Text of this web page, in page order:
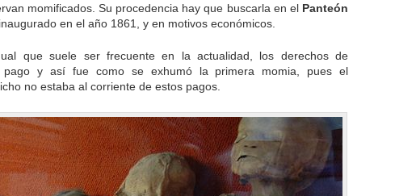
momificados. Su procedencia hay que buscarla en el Panteón
inaugurado en el año 1861, y en motivos económicos.
que suele ser frecuente en la actualidad, los derechos de
pago y así fue como se exhumó la primera momia, pues el
no estaba al corriente de estos pagos.